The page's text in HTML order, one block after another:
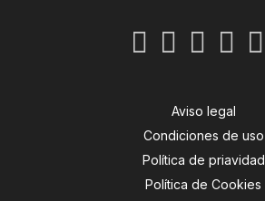
Aviso legal
Condiciones de uso
Política de priavidad
Política de Cookies